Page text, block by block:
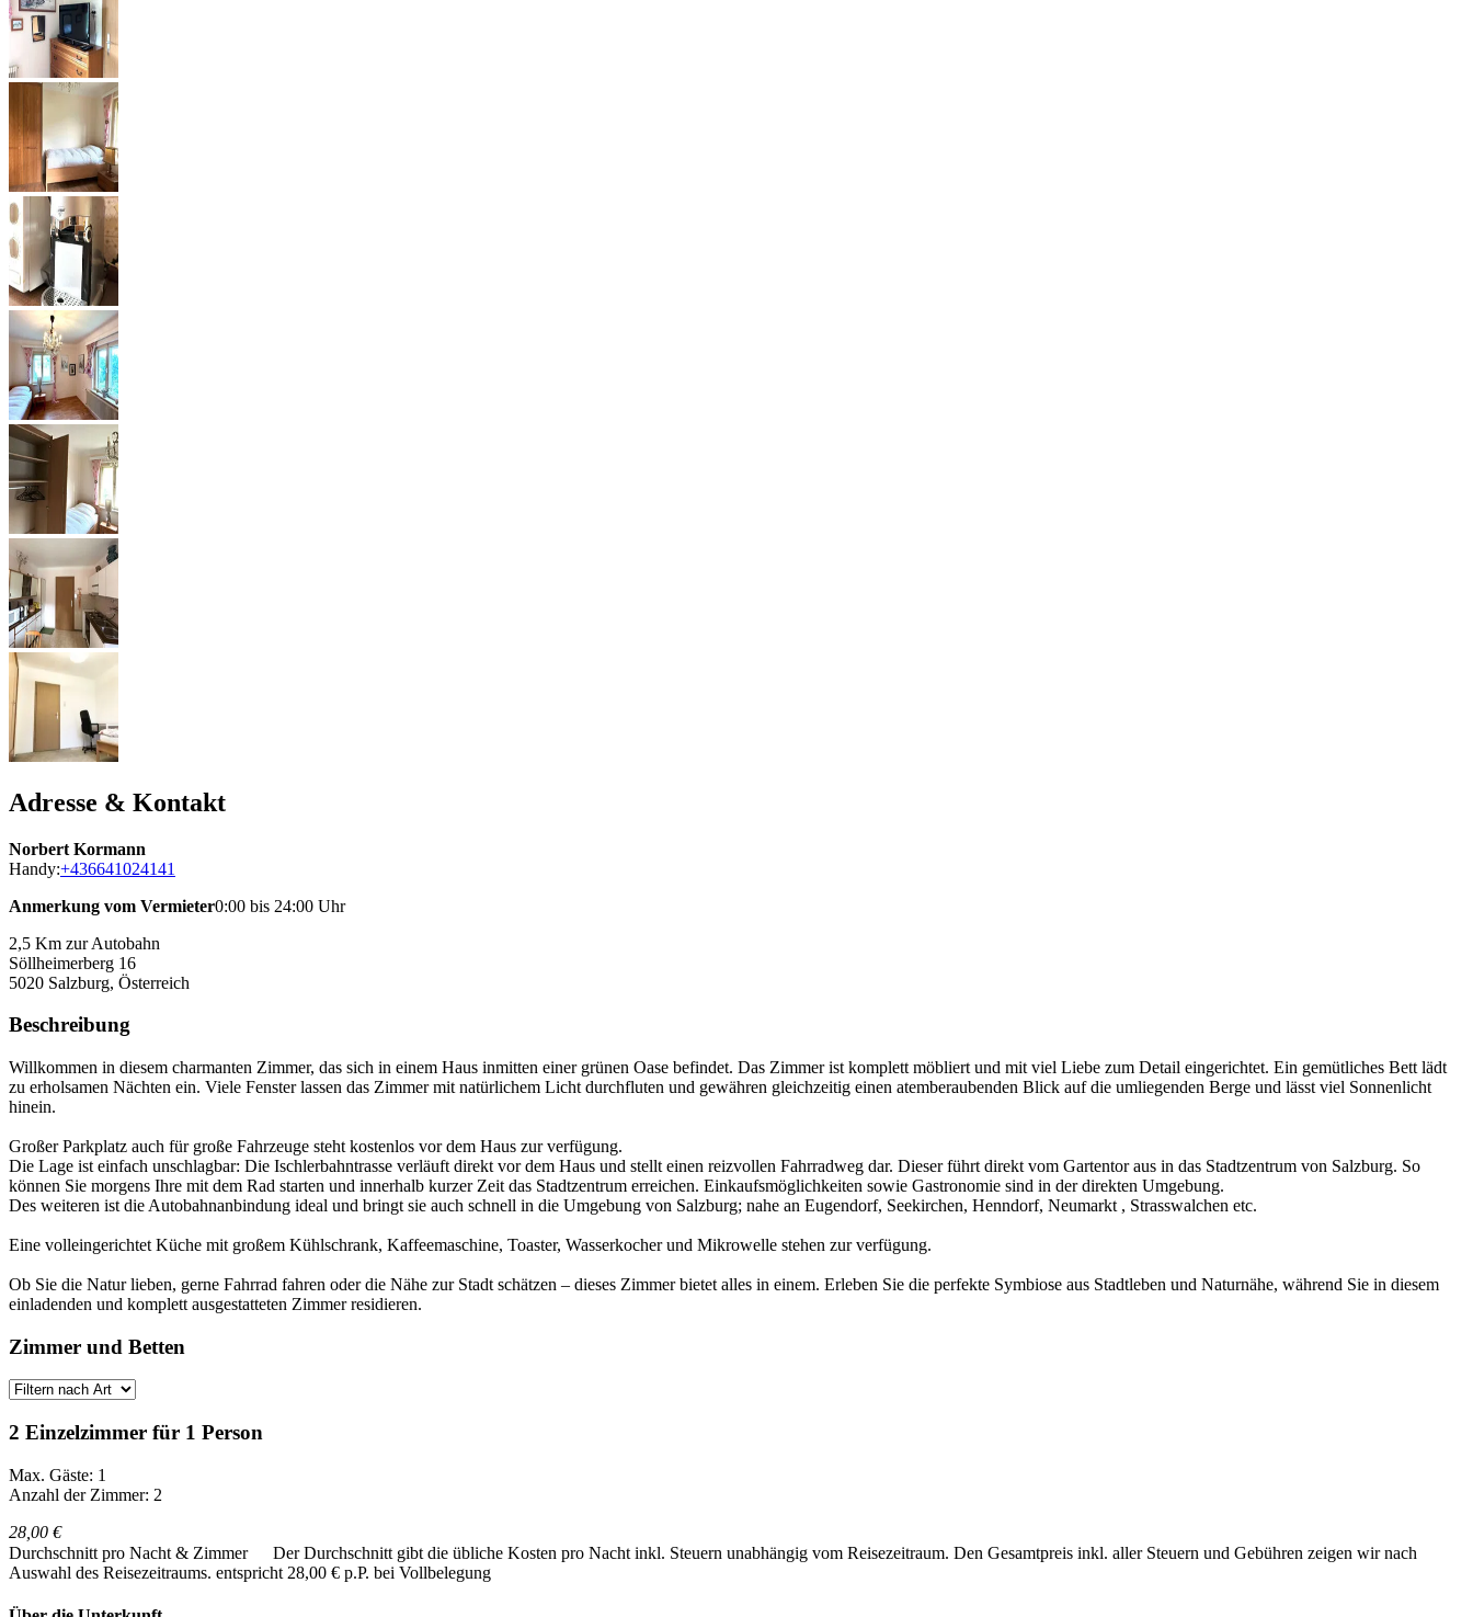
Adresse & Kontakt
Norbert Kormann
Handy:+436641024141
Anmerkung vom Vermieter0:00 bis 24:00 Uhr
2,5 Km zur Autobahn
Söllheimerberg 16
5020 Salzburg, Österreich
Beschreibung
Willkommen in diesem charmanten Zimmer, das sich in einem Haus inmitten einer grünen Oase befindet. Das Zimmer ist komplett möbliert und mit viel Liebe zum Detail eingerichtet. Ein gemütliches Bett lädt
zu erholsamen Nächten ein. Viele Fenster lassen das Zimmer mit natürlichem Licht durchfluten und gewähren gleichzeitig einen atemberaubenden Blick auf die umliegenden Berge und lässt viel Sonnenlicht
hinein.
Großer Parkplatz auch für große Fahrzeuge steht kostenlos vor dem Haus zur verfügung.
Die Lage ist einfach unschlagbar: Die Ischlerbahntrasse verläuft direkt vor dem Haus und stellt einen reizvollen Fahrradweg dar. Dieser führt direkt vom Gartentor aus in das Stadtzentrum von Salzburg. So
können Sie morgens Ihre mit dem Rad starten und innerhalb kurzer Zeit das Stadtzentrum erreichen. Einkaufsmöglichkeiten sowie Gastronomie sind in der direkten Umgebung.
Des weiteren ist die Autobahnanbindung ideal und bringt sie auch schnell in die Umgebung von Salzburg; nahe an Eugendorf, Seekirchen, Henndorf, Neumarkt , Strasswalchen etc.
Eine volleingerichtet Küche mit großem Kühlschrank, Kaffeemaschine, Toaster, Wasserkocher und Mikrowelle stehen zur verfügung.
Ob Sie die Natur lieben, gerne Fahrrad fahren oder die Nähe zur Stadt schätzen – dieses Zimmer bietet alles in einem. Erleben Sie die perfekte Symbiose aus Stadtleben und Naturnähe, während Sie in diesem
einladenden und komplett ausgestatteten Zimmer residieren.
Zimmer und Betten
2 Einzelzimmer für 1 Person
Max. Gäste: 1
Anzahl der Zimmer: 2
28,00 €
Durchschnitt pro Nacht & Zimmer
Der Durchschnitt gibt die übliche Kosten pro Nacht inkl. Steuern unabhängig vom Reisezeitraum. Den Gesamtpreis inkl. aller Steuern und Gebühren zeigen wir nach
Auswahl des Reisezeitraums. entspricht 28,00 € p.P. bei Vollbelegung